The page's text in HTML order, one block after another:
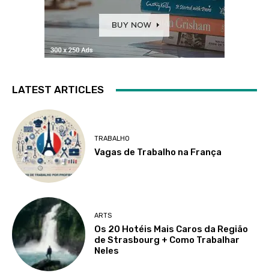
LATEST ARTICLES
TRABALHO
Vagas de Trabalho na França
ARTS
Os 20 Hotéis Mais Caros da Região
de Strasbourg + Como Trabalhar
Neles